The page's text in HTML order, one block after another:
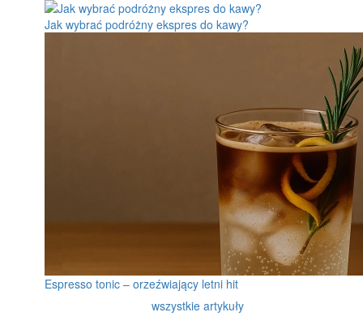
Jak wybrać podróżny ekspres do kawy?
Espresso tonic – orzeźwiający letni hit
wszystkie artykuły